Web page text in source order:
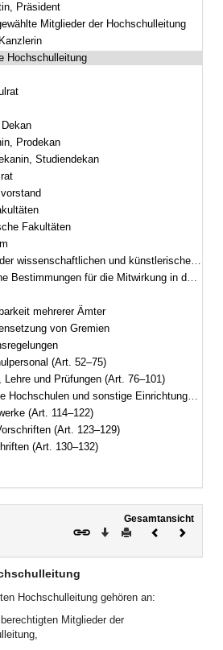
Präsident
Mitglieder der Hochschulleitung
Hochschulleitung
Prodekan
Studiendekan
Fakultäten
und künstlerischen Mitarbeiterinnen, Mitarbeiter und Promovierenden
für die Mitwirkung in der Selbstverwaltung
mehrerer Ämter
von Gremien
(Art. 52–75)
Lehre und Prüfungen (Art. 76–101)
und sonstige Einrichtungen (Art. 102–113)
(Art. 114–122)
(Art. 123–129)
(Art. 130–132)
Gesamtansicht
Download
DruckenVorheriges
Hochschulleitung gehören an:
Mitglieder der